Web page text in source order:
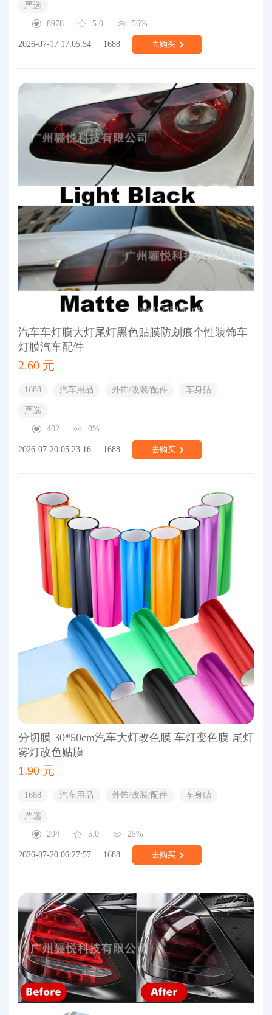
严选
8978
5.0 56%
2026-07-17 17:05:54 1688 去购买
汽车车灯膜大灯尾灯黑色贴膜防划痕个性装饰车
灯膜汽车配件
2.60 元
1688 汽车用品 外饰/改装/配件 车身贴
严选
402
0%
2026-07-20 05:23:16 1688 去购买
分切膜 30*50cm汽车大灯改色膜 车灯变色膜 尾灯
雾灯改色贴膜
1.90 元
1688 汽车用品 外饰/改装/配件 车身贴
严选
294
5.0 25%
2026-07-20 06:27:57 1688 去购买